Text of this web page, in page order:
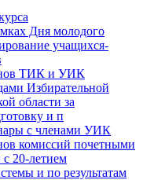
Дня молодого
учащихся-
ТИК и УИК
Избирательной
области за
и п
с членами УИК
комиссий почетными
с 20-летием
и по результатам